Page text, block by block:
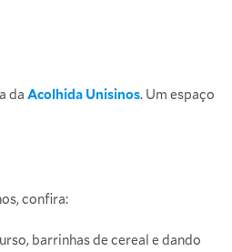
da Acolhida Unisinos. Um espaço
confira:
barrinhas de cereal e dando